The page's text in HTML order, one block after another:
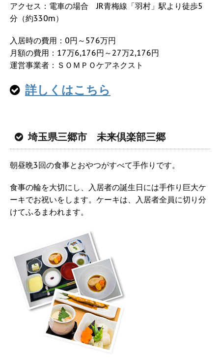
アクセス：電車の場合 JR青梅線「羽村」駅より徒歩5
分（約330m）
入居時の費用：0円～576万円
月額の費用：17万6,176円～27万2,176円
運営事業者：ＳＯＭＰＯケアネクスト
詳しくはこちら
埼玉県三郷市 未来倶楽部三郷
朝昼晩3回の食事とおやつがすべて手作りです。
食事の輪を大切にし、入居者の誕生日には手作り巨大ケ
ーキでお祝いをします。ケーキは、入居者全員に切り分
けてふるまわれます。